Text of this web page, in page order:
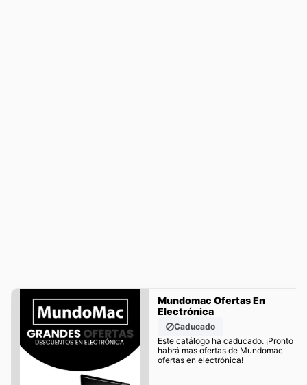
Mundomac Ofertas En
Electrónica
Caducado
Este catálogo ha caducado. ¡Pronto
habrá mas ofertas de Mundomac
ofertas en electrónica!